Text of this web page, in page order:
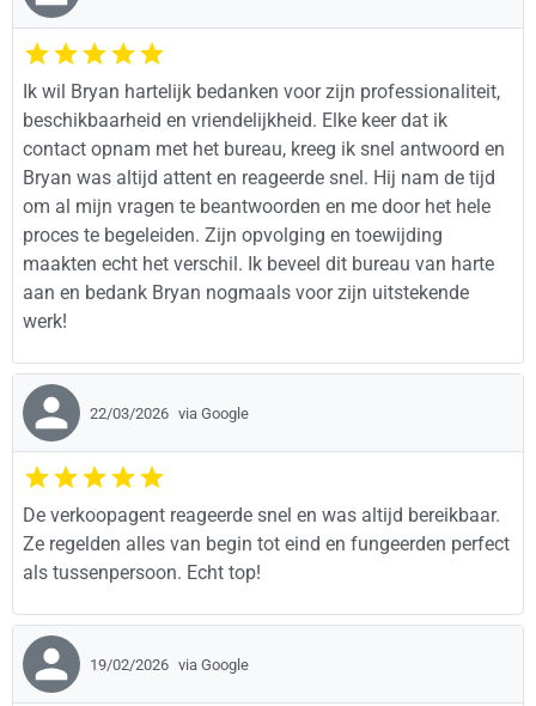
Ik wil Bryan hartelijk bedanken voor zijn professionaliteit,
beschikbaarheid en vriendelijkheid. Elke keer dat ik
contact opnam met het bureau, kreeg ik snel antwoord en
Bryan was altijd attent en reageerde snel. Hij nam de tijd
om al mijn vragen te beantwoorden en me door het hele
proces te begeleiden. Zijn opvolging en toewijding
maakten echt het verschil. Ik beveel dit bureau van harte
aan en bedank Bryan nogmaals voor zijn uitstekende
werk!
22/03/2026 via Google
De verkoopagent reageerde snel en was altijd bereikbaar.
Ze regelden alles van begin tot eind en fungeerden perfect
als tussenpersoon. Echt top!
19/02/2026 via Google